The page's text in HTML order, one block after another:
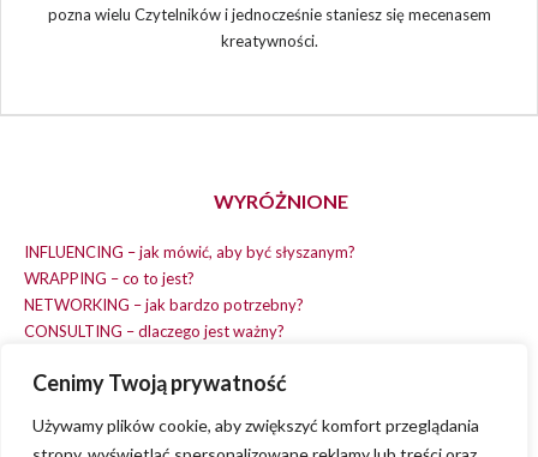
Cenimy Twoją prywatność
Używamy plików cookie, aby zwiększyć komfort przeglądania
pozna wielu Czytelników i jednocześnie staniesz się mecenasem
kreatywności.
WYRÓŻNIONE
INFLUENCING – jak mówić, aby być słyszanym?
WRAPPING – co to jest?
NETWORKING – jak bardzo potrzebny?
CONSULTING – dlaczego jest ważny?
EARNING – jak zarobić na dobrym pomyśle?